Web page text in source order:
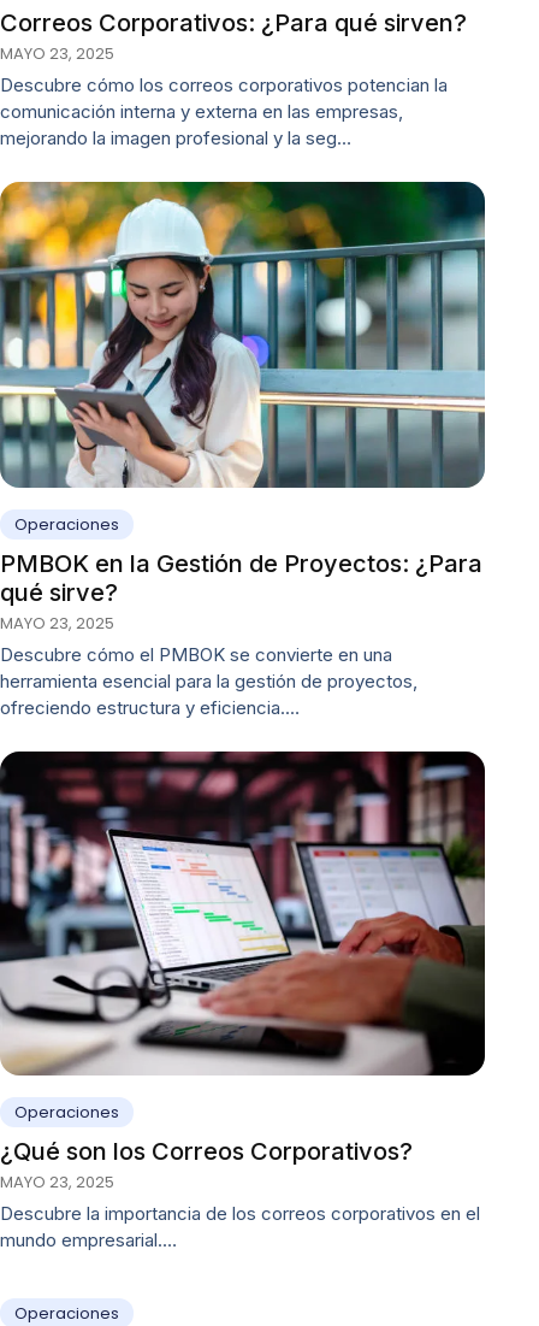
Correos Corporativos: ¿Para qué sirven?
MAYO 23, 2025
Descubre cómo los correos corporativos potencian la
comunicación interna y externa en las empresas,
mejorando la imagen profesional y la seg…
Operaciones
PMBOK en la Gestión de Proyectos: ¿Para
qué sirve?
MAYO 23, 2025
Descubre cómo el PMBOK se convierte en una
herramienta esencial para la gestión de proyectos,
ofreciendo estructura y eficiencia.…
Operaciones
¿Qué son los Correos Corporativos?
MAYO 23, 2025
Descubre la importancia de los correos corporativos en el
mundo empresarial.…
Operaciones